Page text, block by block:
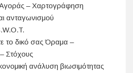
– Χαρτογράφηση
ανταγωνισμού
το δικό σας Όραμα –
Στόχους
ανάλυση βιωσιμότητας